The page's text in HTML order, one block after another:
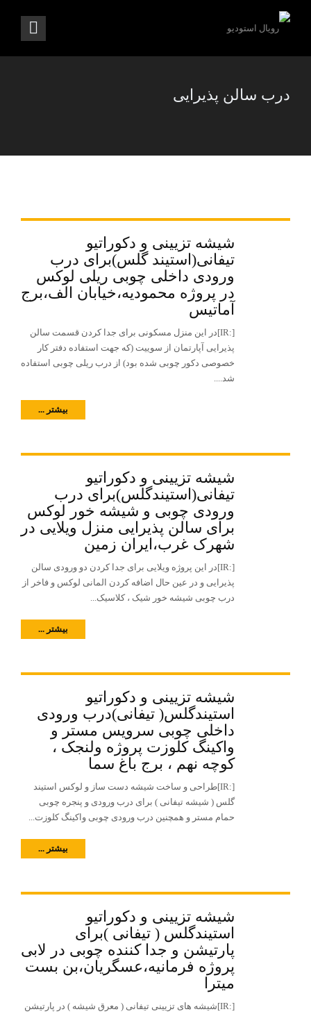
درب سالن پذیرایی
شیشه تزیینی و دکوراتیو
تیفانی(استیند گلس)برای درب
ورودی داخلی چوبی ریلی لوکس
در پروژه محمودیه،خیابان الف،برج
آماتیس
[:IR]در این منزل مسکونی برای جدا کردن قسمت سالن
پذیرایی آپارتمان از سوییت (که جهت استفاده دفتر کار
خصوصی دکور چوبی شده بود) از درب ریلی چوبی استفاده
شد....
بیشتر ...
شیشه تزیینی و دکوراتیو
تیفانی(استیندگلس)برای درب
ورودی چوبی و شیشه خور لوکس
برای سالن پذیرایی منزل ویلایی در
شهرک غرب،ایران زمین
[:IR]در این پروژه ویلایی برای جدا کردن دو ورودی سالن
پذیرایی و در عین حال اضافه کردن المانی لوکس و فاخر از
درب چوبی شیشه خور شیک ، کلاسیک...
بیشتر ...
شیشه تزیینی و دکوراتیو
استیندگلس( تیفانی)درب ورودی
داخلی چوبی سرویس مستر و
واکینگ کلوزت پروژه ولنجک ،
کوچه نهم ، برج باغ سما
[:IR]طراحی و ساخت شیشه دست ساز و لوکس استیند
گلس ( شیشه تیفانی ) برای درب ورودی و پنجره چوبی
حمام مستر و همچنین درب ورودی چوبی واکینگ کلوزت...
بیشتر ...
شیشه تزیینی و دکوراتیو
استیندگلس ( تیفانی )برای
پارتیشن و جدا کننده چوبی در لابی
پروژه فرمانیه،عسگریان،بن بست
میترا
[:IR]شیشه های تزیینی تیفانی ( معرق شیشه ) در پارتیشن